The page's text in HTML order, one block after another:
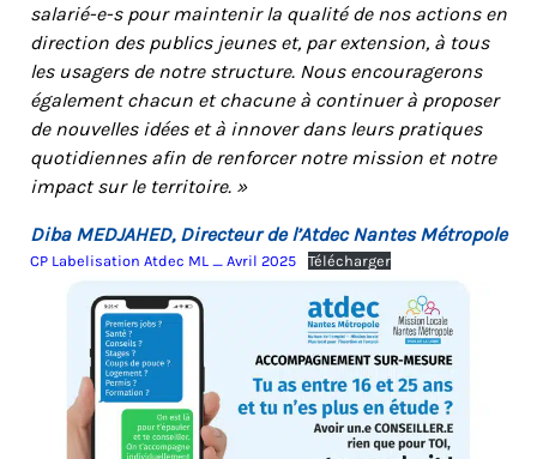
salarié-e-s pour maintenir la qualité de nos actions en
direction des publics jeunes et, par extension, à tous
les usagers de notre structure. Nous encouragerons
également chacun et chacune à continuer à proposer
de nouvelles idées et à innover dans leurs pratiques
quotidiennes afin de renforcer notre mission et notre
impact sur le territoire. »
Diba MEDJAHED, Directeur de l’Atdec Nantes Métropole
CP Labelisation Atdec ML _ Avril 2025 Télécharger